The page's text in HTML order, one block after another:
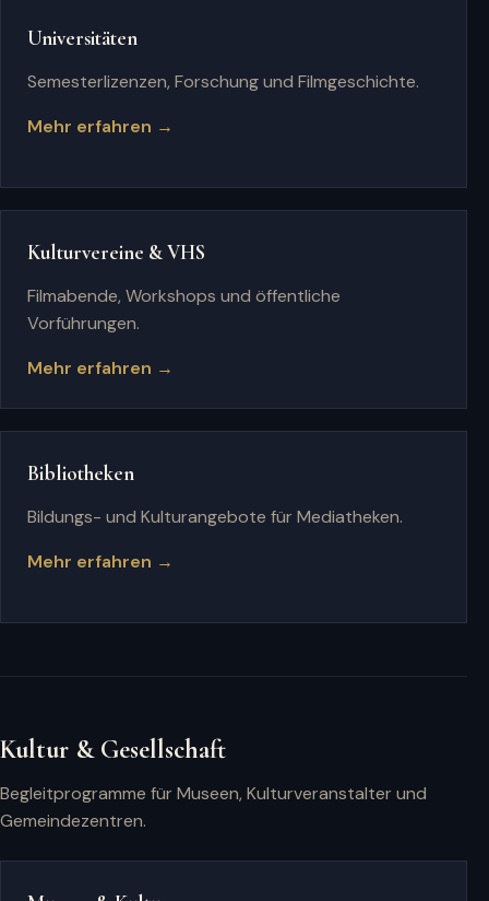
Universitäten
Semesterlizenzen, Forschung und Filmgeschichte.
Mehr erfahren →
Kulturvereine & VHS
Filmabende, Workshops und öffentliche
Vorführungen.
Mehr erfahren →
Bibliotheken
Bildungs- und Kulturangebote für Mediatheken.
Mehr erfahren →
Kultur & Gesellschaft
Begleitprogramme für Museen, Kulturveranstalter und
Gemeindezentren.